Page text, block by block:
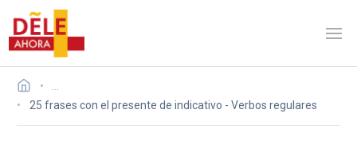
25 frases con el presente de indicativo - Verbos regulares